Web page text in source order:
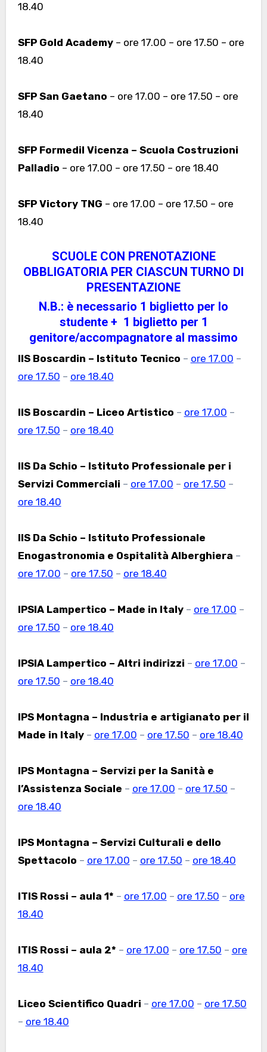
18.40
SFP Gold Academy– ore 17.00 – ore 17.50 – ore
18.40
SFP San Gaetano – ore 17.00 – ore 17.50 – ore
18.40
SFP Formedil Vicenza – Scuola Costruzioni
Palladio – ore 17.00 – ore 17.50 – ore 18.40
SFP Victory TNG – ore 17.00 – ore 17.50 – ore
18.40
SCUOLE CON PRENOTAZIONE
OBBLIGATORIA PER CIASCUN TURNO DI
PRESENTAZIONE
N.B.: è necessario 1 biglietto per lo
studente + 1 biglietto per 1
genitore/accompagnatore al massimo
IIS Boscardin – Istituto Tecnico – ore 17.00 –
ore 17.50 – ore 18.40
IIS Boscardin – Liceo Artistico – ore 17.00 –
ore 17.50 – ore 18.40
IIS Da Schio – Istituto Professionale per i
Servizi Commerciali – ore 17.00 – ore 17.50 –
ore 18.40
IIS Da Schio – Istituto Professionale
Enogastronomia e Ospitalità Alberghiera –
ore 17.00 – ore 17.50 – ore 18.40
IPSIA Lampertico – Made in Italy– ore 17.00 –
ore 17.50 – ore 18.40
IPSIA Lampertico – Altri indirizzi – ore 17.00 –
ore 17.50 – ore 18.40
IPS Montagna – Industria e artigianato per il
Made in Italy – ore 17.00 – ore 17.50 – ore 18.40
IPS Montagna – Servizi per la Sanità e
l’Assistenza Sociale – ore 17.00 – ore 17.50 –
ore 18.40
IPS Montagna – Servizi Culturali e dello
Spettacolo – ore 17.00 – ore 17.50 – ore 18.40
ITIS Rossi – aula 1* – ore 17.00 – ore 17.50 – ore
18.40
ITIS Rossi – aula 2* – ore 17.00 – ore 17.50 – ore
18.40
Liceo Scientifico Quadri – ore 17.00 – ore 17.50
– ore 18.40